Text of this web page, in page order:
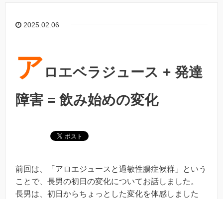
2025.02.06
ア ロエベラジュース + 発達
障害 = 飲み始めの変化
前回は、「アロエジュースと過敏性腸症候群」という
ことで、長男の初日の変化についてお話しました。
長男は、初日からちょっとした変化を体感しました